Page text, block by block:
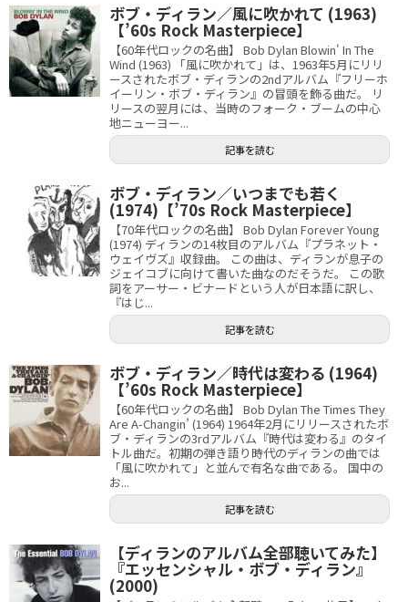
ボブ・ディラン／風に吹かれて (1963)
【’60s Rock Masterpiece】
【60年代ロックの名曲】 Bob Dylan Blowin' In The
Wind (1963) 「風に吹かれて」は、1963年5月にリリ
ースされたボブ・ディランの2ndアルバム『フリーホ
イーリン・ボブ・ディラン』の冒頭を飾る曲だ。 リ
リースの翌月には、当時のフォーク・ブームの中心
地ニューヨー...
記事を読む
ボブ・ディラン／いつまでも若く
(1974)【’70s Rock Masterpiece】
【70年代ロックの名曲】 Bob Dylan Forever Young
(1974) ディランの14枚目のアルバム『プラネット・
ウェイヴズ』収録曲。 この曲は、ディランが息子の
ジェイコブに向けて書いた曲なのだそうだ。 この歌
詞をアーサー・ビナードという人が日本語に訳し、
『はじ...
記事を読む
ボブ・ディラン／時代は変わる (1964)
【’60s Rock Masterpiece】
【60年代ロックの名曲】 Bob Dylan The Times They
Are A-Changin’ (1964) 1964年2月にリリースされたボ
ブ・ディランの3rdアルバム『時代は変わる』のタイ
トル曲だ。初期の弾き語り時代のディランの曲では
「風に吹かれて」と並んで有名な曲である。 国中の
お...
記事を読む
【ディランのアルバム全部聴いてみた】
『エッセンシャル・ボブ・ディラン』
(2000)